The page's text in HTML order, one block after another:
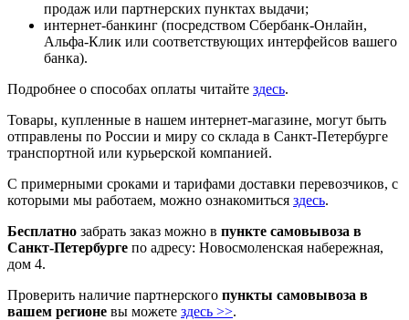
продаж или партнерских пунктах выдачи;
интернет-банкинг (посредством Сбербанк-Онлайн,
Альфа-Клик или соответствующих интерфейсов вашего
банка).
Подробнее о способах оплаты читайте здесь.
Товары, купленные в нашем интернет-магазине, могут быть
отправлены по России и миру со склада в Санкт-Петербурге
транспортной или курьерской компанией.
С примерными сроками и тарифами доставки перевозчиков, с
которыми мы работаем, можно ознакомиться здесь.
Бесплатно забрать заказ можно в пункте самовывоза в
Санкт-Петербурге по адресу: Новосмоленская набережная,
дом 4.
Проверить наличие партнерского пункты самовывоза в
вашем регионе вы можете здесь >>.